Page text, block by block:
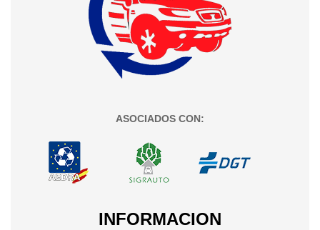
ASOCIADOS CON:
INFORMACION